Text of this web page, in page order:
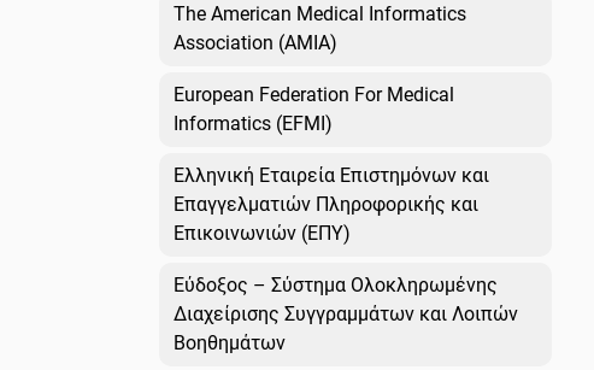
The American Medical Informatics
Association (AMIA)
European Federation For Medical
Informatics (EFMI)
Ελληνική Εταιρεία Επιστημόνων και
Επαγγελματιών Πληροφορικής και
Επικοινωνιών (ΕΠΥ)
Εύδοξος – Σύστημα Ολοκληρωμένης
Διαχείρισης Συγγραμμάτων και Λοιπών
Βοηθημάτων